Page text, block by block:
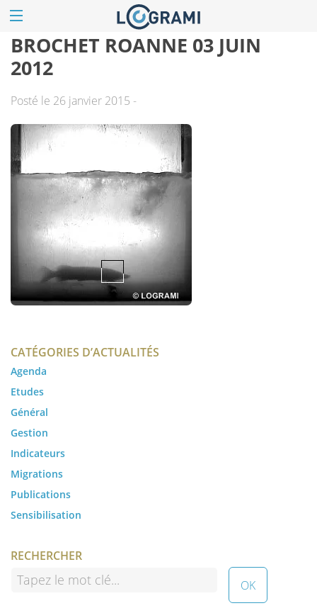
BROCHET ROANNE 03 JUIN
2012
Posté le 26 janvier 2015 -
CATÉGORIES D’ACTUALITÉS
Agenda
Etudes
Général
Gestion
Indicateurs
Migrations
Publications
Sensibilisation
RECHERCHER